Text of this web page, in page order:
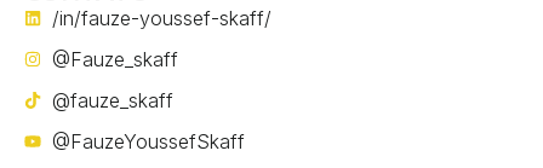
/in/fauze-youssef-skaff/
@Fauze_skaff
@fauze_skaff
@FauzeYoussefSkaff